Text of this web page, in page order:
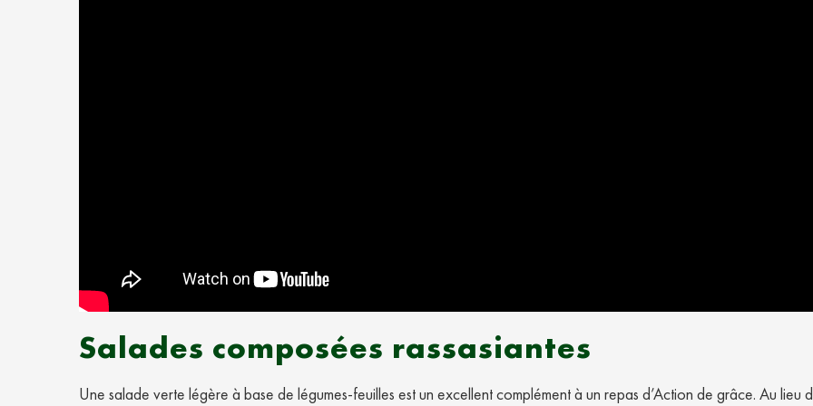
Salades composées rassasiantes
Une salade verte légère à base de légumes-feuilles est un excellent complément à un repas d’Action de grâce. Au lieu